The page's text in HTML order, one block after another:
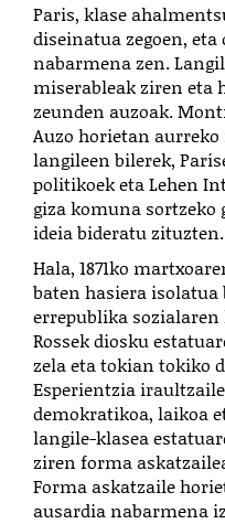
Paris, klase
diseinatua zegoen,
nabarmena zen.
miserableak ziren eta
zeunden auzoak.
Auzo horietan
langileen bilerek,
politikoek eta Lehen
giza komuna sortzeko
ideia bideratu zituzten.
Hala, 1871ko
baten hasiera
errepublika
Rossek diosku
zela eta tokian tokiko
Esperientzia
demokratikoa, laikoa
langile-klasea
ziren forma
Forma askatzaile
ausardia nabarmena